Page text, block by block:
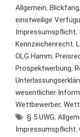
Allgemein, Blickfang,
einstweilige
Impressumspflicht,
Kennzeichenrecht,
OLG Hamm,
Prospektwerbung,
wesentlicher
Wettbewerber,
§ 5 UWG,
Impressumspflicht,